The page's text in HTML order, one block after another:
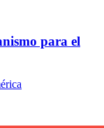
para el